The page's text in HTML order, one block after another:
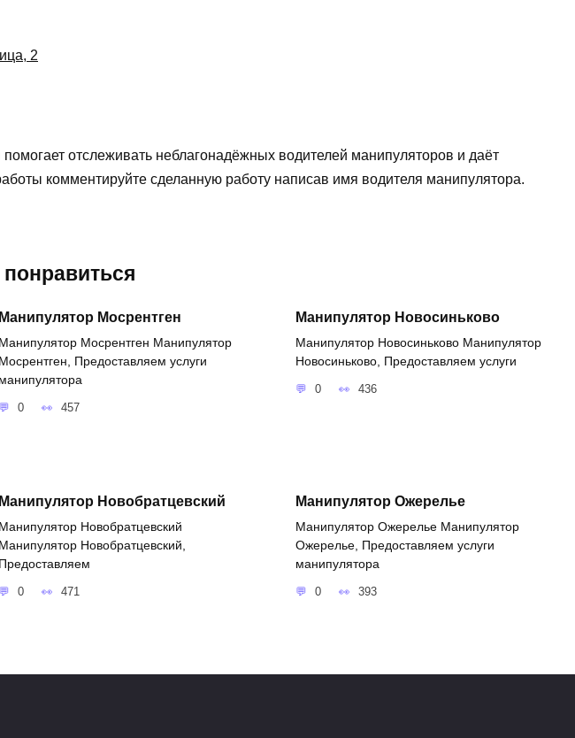
2
помогает отслеживать неблагонадёжных водителей манипуляторов и даёт
комментируйте сделанную работу написав имя водителя манипулятора.
Манипулятор Мосрентген
Манипулятор Мосрентген Манипулятор
Мосрентген, Предоставляем услуги
манипулятора
0 457
Манипулятор Новосиньково
Манипулятор Новосиньково Манипулятор
Новосиньково, Предоставляем услуги
0 436
Манипулятор Новобратцевский
Манипулятор Новобратцевский
Манипулятор Новобратцевский,
Предоставляем
0 471
Манипулятор Ожерелье
Манипулятор Ожерелье Манипулятор
Ожерелье, Предоставляем услуги
манипулятора
0 393